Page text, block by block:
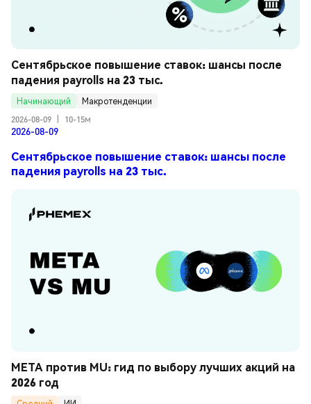
Сентябрьское повышение ставок: шансы после
падения payrolls на 23 тыс.
Начинающий
Макротенденции
2026-08-09
10-15м
2026-08-09
Сентябрьское повышение ставок: шансы после
падения payrolls на 23 тыс.
META против MU: гид по выбору лучших акций на
2026 год